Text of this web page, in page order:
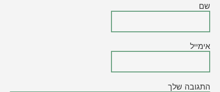
שם
אימייל
התגובה שלך